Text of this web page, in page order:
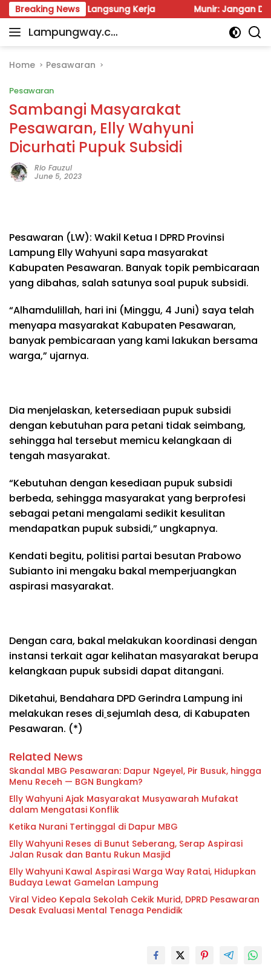
Skip
to
content
Breaking News
Kita Langsung Kerja Munir: Jangan Dalih
Lampungway.co
Portal
Daerah
Terpercaya
dan
Terupdate
Home Pesawaran
Pesawaran
Sambangi Masyarakat
Pesawaran, Elly Wahyuni
Dicurhati Pupuk Subsidi
Rio Fauzul
June 5, 2023
Pesawaran (LW): Wakil Ketua I DPRD Provinsi
Lampung Elly Wahyuni sapa masyarakat
Kabupaten Pesawaran. Banyak topik pembicaraan
yang dibahas, salah satunya soal pupuk subsidi.
“Alhamdulillah, hari ini (Minggu, 4 Juni) saya telah
menyapa masyarakat Kabupaten Pesawaran,
banyak pembicaraan yang kami lakukan bersama
warga,” ujarnya.
Dia menjelaskan, ketersediaan pupuk subsidi
dengan kebutuhan para petani tidak seimbang,
sehingga hal tersebut memicu kelangkaan di
tengah masyarakat.
“Kebutuhan dengan kesediaan pupuk subsidi
berbeda, sehingga masyarakat yang berprofesi
sebagai petani mengalami sedikit kesulitan
mendapatkan pupuk subsidi,” ungkapnya.
Kendati begitu, politisi partai besutan Prabowo
Subianto ini mengaku bakal memperjuangkan
aspirasi masyarakat.
Dengan cara, bakal melakukan koordinasi dengan
instansi terkait agar kelihatan masyarakat berupa
kelangkaan pupuk subsidi dapat ditangani.
Diketahui, Bendahara DPD Gerindra Lampung ini
melakukan reses di sejumlah desa, di Kabupaten
Pesawaran. (*)
Related News
Skandal MBG Pesawaran: Dapur Ngeyel, Pir Busuk, hingga
Menu Receh — BGN Bungkam?
Elly Wahyuni Ajak Masyarakat Musyawarah Mufakat
dalam Mengatasi Konflik
Ketika Nurani Tertinggal di Dapur MBG
Elly Wahyuni Reses di Bunut Seberang, Serap Aspirasi
Jalan Rusak dan Bantu Rukun Masjid
Elly Wahyuni Kawal Aspirasi Warga Way Ratai, Hidupkan
Budaya Lewat Gamelan Lampung
Viral Video Kepala Sekolah Cekik Murid, DPRD Pesawaran
Desak Evaluasi Mental Tenaga Pendidik